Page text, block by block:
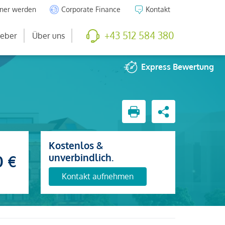
werden Corporate Finance Kontakt
Über uns +43 512 584 380
Express Bewertung
€
Kostenlos &
unverbindlich.
Kontakt aufnehmen